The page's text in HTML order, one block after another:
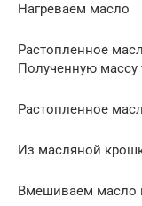
Нагреваем масло
Растопленное
Полученную
Растопленное
Из масляной
Вмешиваем масло